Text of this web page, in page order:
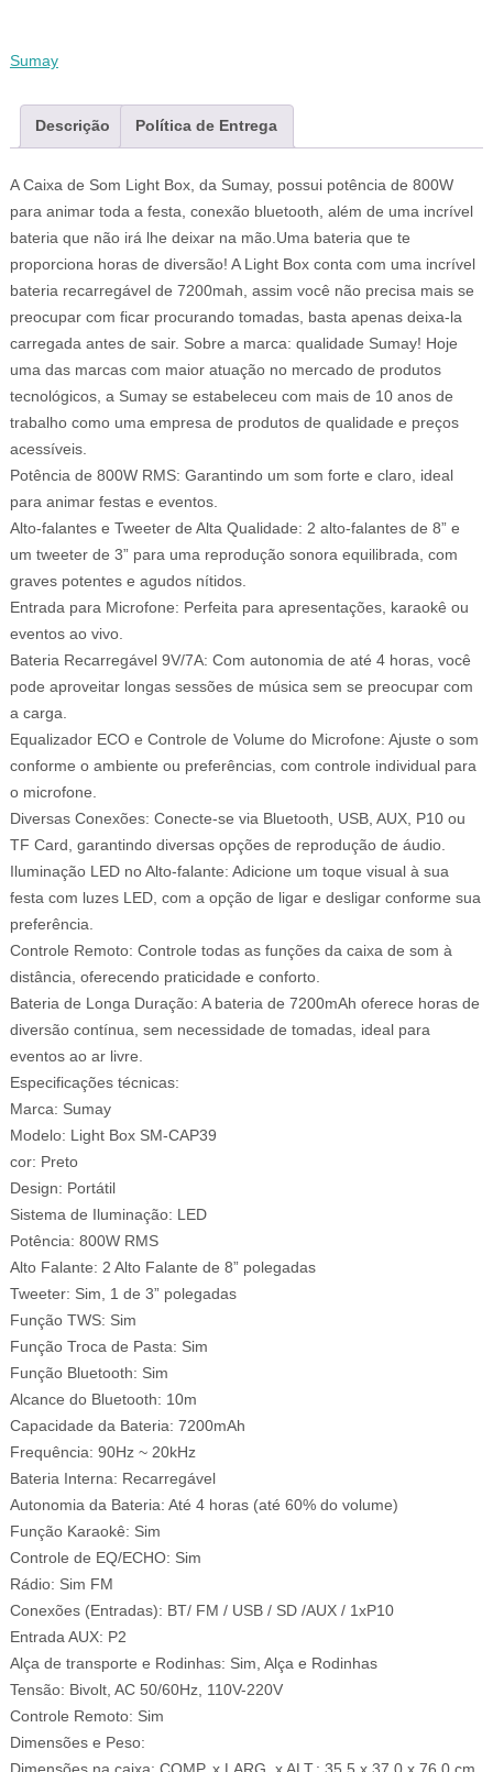
Sumay
Descrição Política de Entrega
A Caixa de Som Light Box, da Sumay, possui potência de 800W
para animar toda a festa, conexão bluetooth, além de uma incrível
bateria que não irá lhe deixar na mão.Uma bateria que te
proporciona horas de diversão! A Light Box conta com uma incrível
bateria recarregável de 7200mah, assim você não precisa mais se
preocupar com ficar procurando tomadas, basta apenas deixa-la
carregada antes de sair. Sobre a marca: qualidade Sumay! Hoje
uma das marcas com maior atuação no mercado de produtos
tecnológicos, a Sumay se estabeleceu com mais de 10 anos de
trabalho como uma empresa de produtos de qualidade e preços
acessíveis.
Potência de 800W RMS: Garantindo um som forte e claro, ideal
para animar festas e eventos.
Alto-falantes e Tweeter de Alta Qualidade: 2 alto-falantes de 8” e
um tweeter de 3” para uma reprodução sonora equilibrada, com
graves potentes e agudos nítidos.
Entrada para Microfone: Perfeita para apresentações, karaokê ou
eventos ao vivo.
Bateria Recarregável 9V/7A: Com autonomia de até 4 horas, você
pode aproveitar longas sessões de música sem se preocupar com
a carga.
Equalizador ECO e Controle de Volume do Microfone: Ajuste o som
conforme o ambiente ou preferências, com controle individual para
o microfone.
Diversas Conexões: Conecte-se via Bluetooth, USB, AUX, P10 ou
TF Card, garantindo diversas opções de reprodução de áudio.
Iluminação LED no Alto-falante: Adicione um toque visual à sua
festa com luzes LED, com a opção de ligar e desligar conforme sua
preferência.
Controle Remoto: Controle todas as funções da caixa de som à
distância, oferecendo praticidade e conforto.
Bateria de Longa Duração: A bateria de 7200mAh oferece horas de
diversão contínua, sem necessidade de tomadas, ideal para
eventos ao ar livre.
Especificações técnicas:
Marca: Sumay
Modelo: Light Box SM-CAP39
cor: Preto
Design: Portátil
Sistema de Iluminação: LED
Potência: 800W RMS
Alto Falante: 2 Alto Falante de 8” polegadas
Tweeter: Sim, 1 de 3” polegadas
Função TWS: Sim
Função Troca de Pasta: Sim
Função Bluetooth: Sim
Alcance do Bluetooth: 10m
Capacidade da Bateria: 7200mAh
Frequência: 90Hz ~ 20kHz
Bateria Interna: Recarregável
Autonomia da Bateria: Até 4 horas (até 60% do volume)
Função Karaokê: Sim
Controle de EQ/ECHO: Sim
Rádio: Sim FM
Conexões (Entradas): BT/ FM / USB / SD /AUX / 1xP10
Entrada AUX: P2
Alça de transporte e Rodinhas: Sim, Alça e Rodinhas
Tensão: Bivolt, AC 50/60Hz, 110V-220V
Controle Remoto: Sim
Dimensões e Peso: